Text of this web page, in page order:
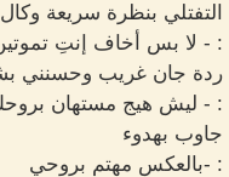
التفتلي بنظرة سريعة وكال
: - لا بس أخاف إنتِ
ردة جان غريب وحسنني
: - ليش هيج مستهان
جاوب بهدوء
: -بالعكس مهتم بروحي